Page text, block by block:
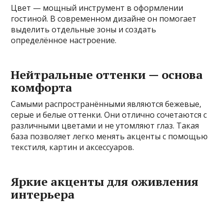
Цвет — мощный инструмент в оформлении
гостиной. В современном дизайне он помогает
выделить отдельные зоны и создать
определённое настроение.
Нейтральные оттенки — основа
комфорта
Самыми распространёнными являются бежевые,
серые и белые оттенки. Они отлично сочетаются с
различными цветами и не утомляют глаз. Такая
база позволяет легко менять акценты с помощью
текстиля, картин и аксессуаров.
Яркие акценты для оживления
интерьера